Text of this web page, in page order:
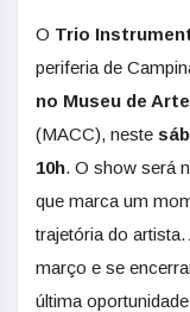
O Trio
periferia de
no Museu de
(MACC), neste
10h. O show será
que marca um
trajetória do
março e se
última